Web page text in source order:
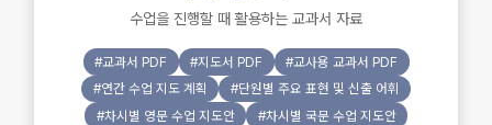
수업을 진행할 때 활용하는 교과서 자료
#교과서 PDF #지도서 PDF
#교사용 교과서 PDF
#연간 수업 지도 계획
#단원별 주요 표현 및 신출 어휘
#차시별 영문 수업 지도안
#차시별 국문 수업 지도안